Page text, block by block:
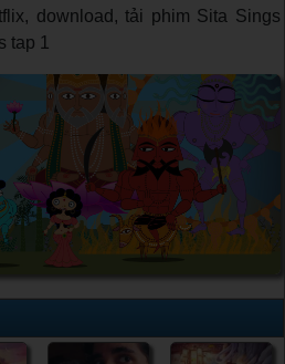
download, tải phim Sita Sings
tap 1